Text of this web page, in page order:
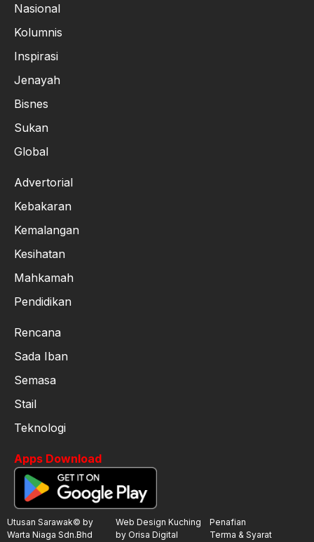
Nasional
Kolumnis
Inspirasi
Jenayah
Bisnes
Sukan
Global
Advertorial
Kebakaran
Kemalangan
Kesihatan
Mahkamah
Pendidikan
Rencana
Sada Iban
Semasa
Stail
Teknologi
Apps Download
Utusan Sarawak© by
Warta Niaga Sdn.Bhd
Web Design Kuching
by Orisa Digital
Penafian
Terma & Syarat